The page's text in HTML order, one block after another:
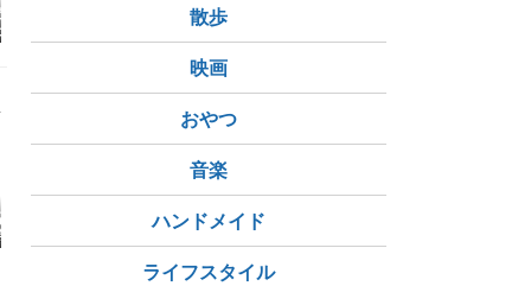
ジイがおす
映画 『黒牢
映画大統領のケーキよ
り「まばたきゲームを
しよう」 その３】
年抜け出せ
期の落とし
3点と救助
「佐藤ママ講演会」に
参加体験談・高学年で
も間に合う？優秀な子
供を育てる秘訣と秘密
母の気づき2026
散歩
映画
おやつ
音楽
ハンドメイド
ライフスタイル